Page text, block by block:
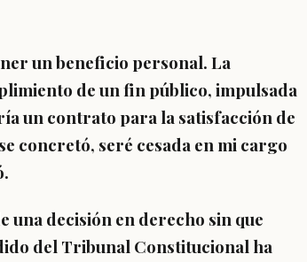
un beneficio personal. La
de un fin público, impulsada
un contrato para la satisfacción de
concretó, seré cesada en mi cargo
una decisión en derecho sin que
del Tribunal Constitucional ha